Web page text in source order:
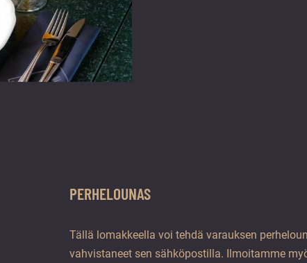
PERHELOUNAS
Tällä lomakkeella voi tehdä varauksen
vahvistaneet sen sähköpostilla. Ilmoitamme